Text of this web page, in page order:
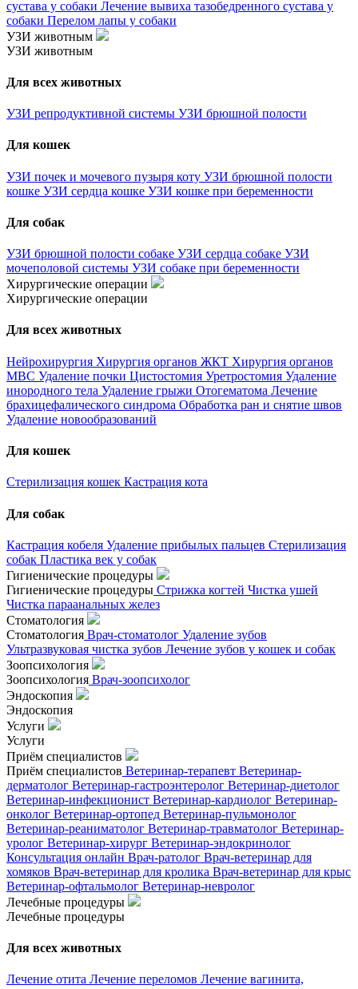
сустава у собаки Лечение вывиха тазобедренного сустава у
собаки Перелом лапы у собаки
УЗИ животным
УЗИ животным
Для всех животных
УЗИ репродуктивной системы УЗИ брюшной полости
Для кошек
УЗИ почек и мочевого пузыря коту УЗИ брюшной полости
кошке УЗИ сердца кошке УЗИ кошке при беременности
Для собак
УЗИ брюшной полости собаке УЗИ сердца собаке УЗИ
мочеполовой системы УЗИ собаке при беременности
Хирургические операции
Хирургические операции
Для всех животных
Нейрохирургия Хирургия органов ЖКТ Хирургия органов
МВС Удаление почки Цистостомия Уретростомия Удаление
инородного тела Удаление грыжи Отогематома Лечение
брахицефалического синдрома Обработка ран и снятие швов
Удаление новообразований
Для кошек
Стерилизация кошек Кастрация кота
Для собак
Кастрация кобеля Удаление прибылых пальцев Стерилизация
собак Пластика век у собак
Гигиенические процедуры
Гигиенические процедуры Стрижка когтей Чистка ушей
Чистка параанальных желез
Стоматология
Стоматология Врач-стоматолог Удаление зубов
Ультразвуковая чистка зубов Лечение зубов у кошек и собак
Зоопсихология
Зоопсихология Врач-зоопсихолог
Эндоскопия
Эндоскопия
Услуги
Услуги
Приём специалистов
Приём специалистов Ветеринар-терапевт Ветеринар-
дерматолог Ветеринар-гастроэнтеролог Ветеринар-диетолог
Ветеринар-инфекционист Ветеринар-кардиолог Ветеринар-
онколог Ветеринар-ортопед Ветеринар-пульмонолог
Ветеринар-реаниматолог Ветеринар-травматолог Ветеринар-
уролог Ветеринар-хирург Ветеринар-эндокринолог
Консультация онлайн Врач-ратолог Врач-ветеринар для
хомяков Врач-ветеринар для кролика Врач-ветеринар для крыс
Ветеринар-офтальмолог Ветеринар-невролог
Лечебные процедуры
Лечебные процедуры
Для всех животных
Лечение отита Лечение переломов Лечение вагинита,